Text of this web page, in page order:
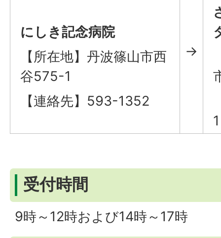
→
にしき記念病院
【所在地】丹波篠山市西
谷575-1
【連絡先】593-1352
1
受付時間
9時～12時および14時～17時